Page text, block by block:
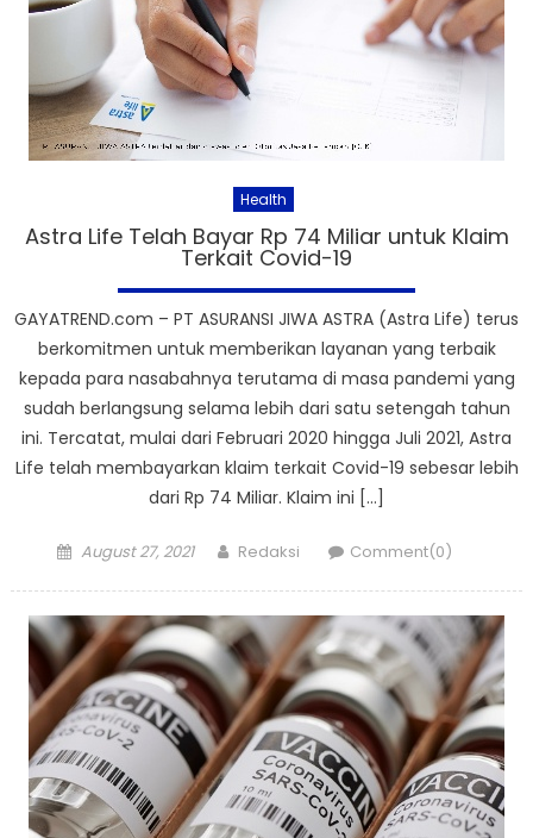
Health
Astra Life Telah Bayar Rp 74 Miliar untuk Klaim
Terkait Covid-19
GAYATREND.com – PT ASURANSI JIWA ASTRA (Astra Life) terus
berkomitmen untuk memberikan layanan yang terbaik
kepada para nasabahnya terutama di masa pandemi yang
sudah berlangsung selama lebih dari satu setengah tahun
ini. Tercatat, mulai dari Februari 2020 hingga Juli 2021, Astra
Life telah membayarkan klaim terkait Covid-19 sebesar lebih
dari Rp 74 Miliar. Klaim ini […]
Posted
August 27, 2021 Author
Redaksi Comment(0)